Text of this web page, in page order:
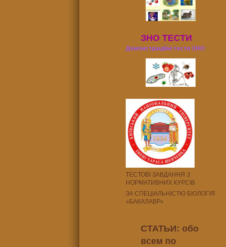
ЗНО ТЕСТИ
Демонстраційні тести ЗНО
ТЕСТОВІ ЗАВДАННЯ З
НОРМАТИВНИХ КУРСІВ
ЗА СПЕЦІАЛЬНІСТЮ БІОЛОГІЯ
«БАКАЛАВР»
СТАТЬИ: обо
всем по